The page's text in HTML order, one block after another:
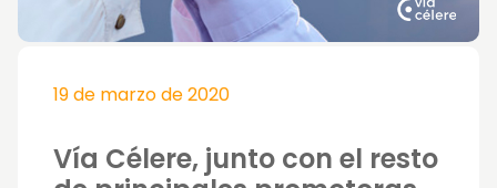
19 de marzo de 2020
Vía Célere, junto con el resto